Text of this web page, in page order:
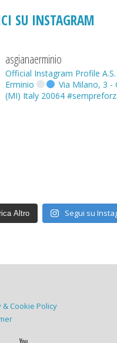
SU INSTAGRAM
asgianaerminio
Official Instagram Profile
Erminio
Via Milano, 3 -
(MI) Italy 20064
Altro Segui su
& Cookie Policy